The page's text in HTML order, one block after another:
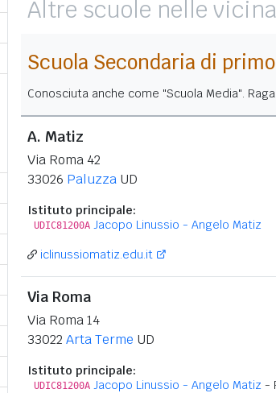
Altre scuole nelle
Scuola Secondaria di
Conosciuta anche come "Scuola Media".
A. Matiz
Via Roma 42
33026 Paluzza UD
Istituto principale:
UDIC81200A Jacopo Linussio - Angelo Matiz
iclinussiomatiz.edu.it
Via Roma
Via Roma 14
33022 Arta Terme UD
Istituto principale:
UDIC81200A Jacopo Linussio - Angelo Matiz -